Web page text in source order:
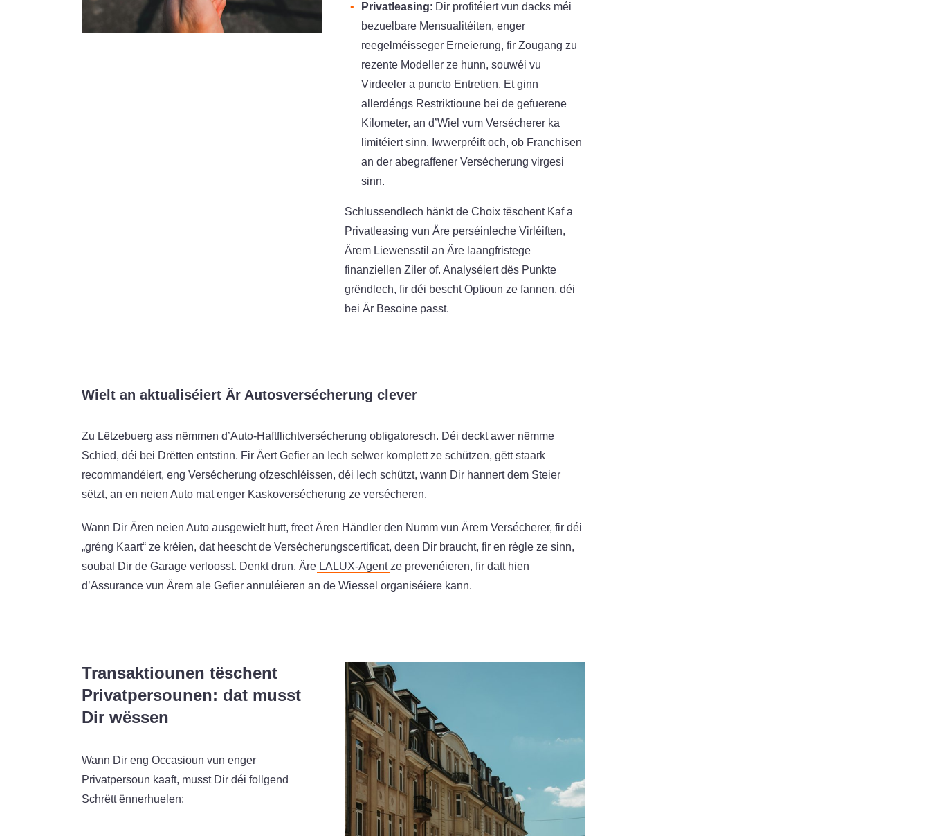
Privatleasing: Dir profitéiert vun dacks méi
bezuelbare Mensualitéiten, enger
reegelméisseger Erneierung, fir Zougang zu
rezente Modeller ze hunn, souwéi vu
Virdeeler a puncto Entretien. Et ginn
allerdéngs Restriktioune bei de gefuerene
Kilometer, an d’Wiel vum Versécherer ka
limitéiert sinn. Iwwerpréift och, ob Franchisen
an der abegraffener Versécherung virgesi
sinn.
Schlussendlech hänkt de Choix tëschent Kaf a
Privatleasing vun Äre perséinleche Virléiften,
Ärem Liewensstil an Äre laangfristege
finanziellen Ziler of. Analyséiert dës Punkte
grëndlech, fir déi bescht Optioun ze fannen, déi
bei Är Besoine passt.
Wielt an aktualiséiert Är Autosversécherung clever
Zu Lëtzebuerg ass nëmmen d’Auto-Haftflichtversécherung obligatoresch. Déi deckt awer nëmme
Schied, déi bei Drëtten entstinn. Fir Äert Gefier an Iech selwer komplett ze schützen, gëtt staark
recommandéiert, eng Versécherung ofzeschléissen, déi Iech schützt, wann Dir hannert dem Steier
sëtzt, an en neien Auto mat enger Kaskoversécherung ze versécheren.
Wann Dir Ären neien Auto ausgewielt hutt, freet Ären Händler den Numm vun Ärem Versécherer, fir déi
„gréng Kaart“ ze kréien, dat heescht de Versécherungscertificat, deen Dir braucht, fir en règle ze sinn,
soubal Dir de Garage verloosst. Denkt drun, Äre LALUX-Agentze prevenéieren, fir datt hien
d’Assurance vun Ärem ale Gefier annuléieren an de Wiessel organiséiere kann.
Transaktiounen tëschent
Privatpersounen: dat musst
Dir wëssen
Wann Dir eng Occasioun vun enger
Privatpersoun kaaft, musst Dir déi follgend
Schrëtt ënnerhuelen: